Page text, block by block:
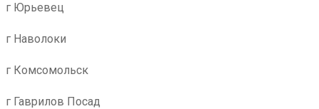
г Юрьевец
г Наволоки
г Комсомольск
г Гаврилов Посад